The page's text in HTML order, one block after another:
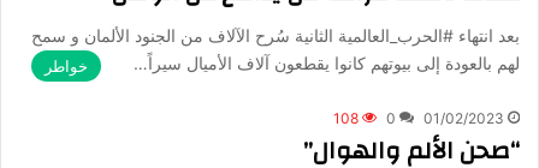
بعد انتهاء #الحرب_العالمية الثانية سُرح الآلاف من الجنود الألمان و سمح
لهم بالعودة إلى بيوتهم كانوا يقطعون آلاف الأميال سيراً…
خواطر
01/02/2023
0
108
“صحن الألم والهوال”